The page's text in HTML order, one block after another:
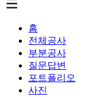
홈
전체공사
부분공사
질문답변
포트폴리오
사진